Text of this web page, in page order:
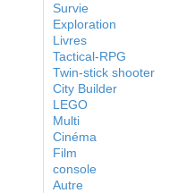
Survie
Exploration
Livres
Tactical-RPG
Twin-stick shooter
City Builder
LEGO
Multi
Cinéma
Film
console
Autre